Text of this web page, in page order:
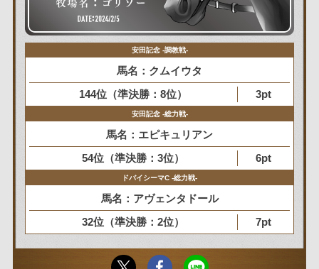
安田記念 -調教戦-
馬名：クムイウタ
144位（準決勝：8位）
3pt
安田記念 -総力戦-
馬名：エピキュリアン
54位（準決勝：3位）
6pt
ドバイシーマC -総力戦-
馬名：アヴェンタドール
32位（準決勝：2位）
7pt